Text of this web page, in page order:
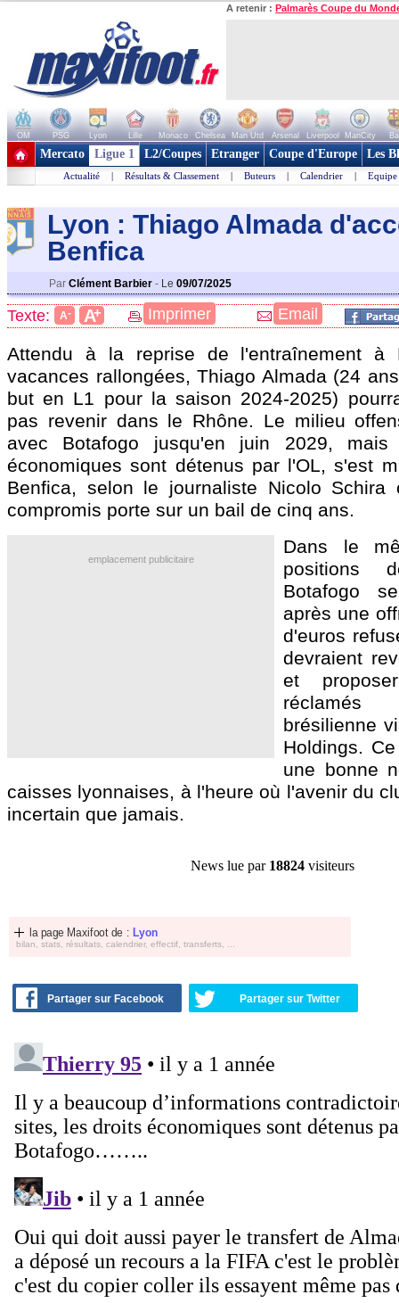
A retenir : Palmarès Coupe du
OM PSG Lyon Lille Monaco Chelsea Man Utd Arsenal Liverpool ManCity
+ de clubs
Mercato Ligue 1 L2/Coupes Etranger Coupe d'Europe Les
Actualité | Résultats & Classement | Buteurs | Calendrier | Equipe
Lyon : Thiago Almada
Benfica
Par Clément Barbier - Le 09/07/2025
Texte: A- A+ Imprimer Email
Attendu à la reprise de l'entraînement à
vacances rallongées, Thiago Almada(24
but en L1 pour la saison 2024-2025)
pas revenir dans le Rhône. Le milieu
avec Botafogo jusqu'en juin 2029,
économiques sont détenus par l'OL, s'est
Benfica, selon le journaliste Nicolo Schira
compromis porte sur un bail de cinq ans.
emplacement publicitaire
Dans le
positions
Botafogo
après une
d'euros
devraient
et
brésilienne
Holdings.
une bonne
caisses lyonnaises, à l'heure où l'avenir du
incertain que jamais.
News lue par 18824 visiteurs
la page Maxifoot de : Lyon
bilan, stats, résultats, calendrier, effectif, transferts, ...
Partager sur Facebook Partager sur Twitter